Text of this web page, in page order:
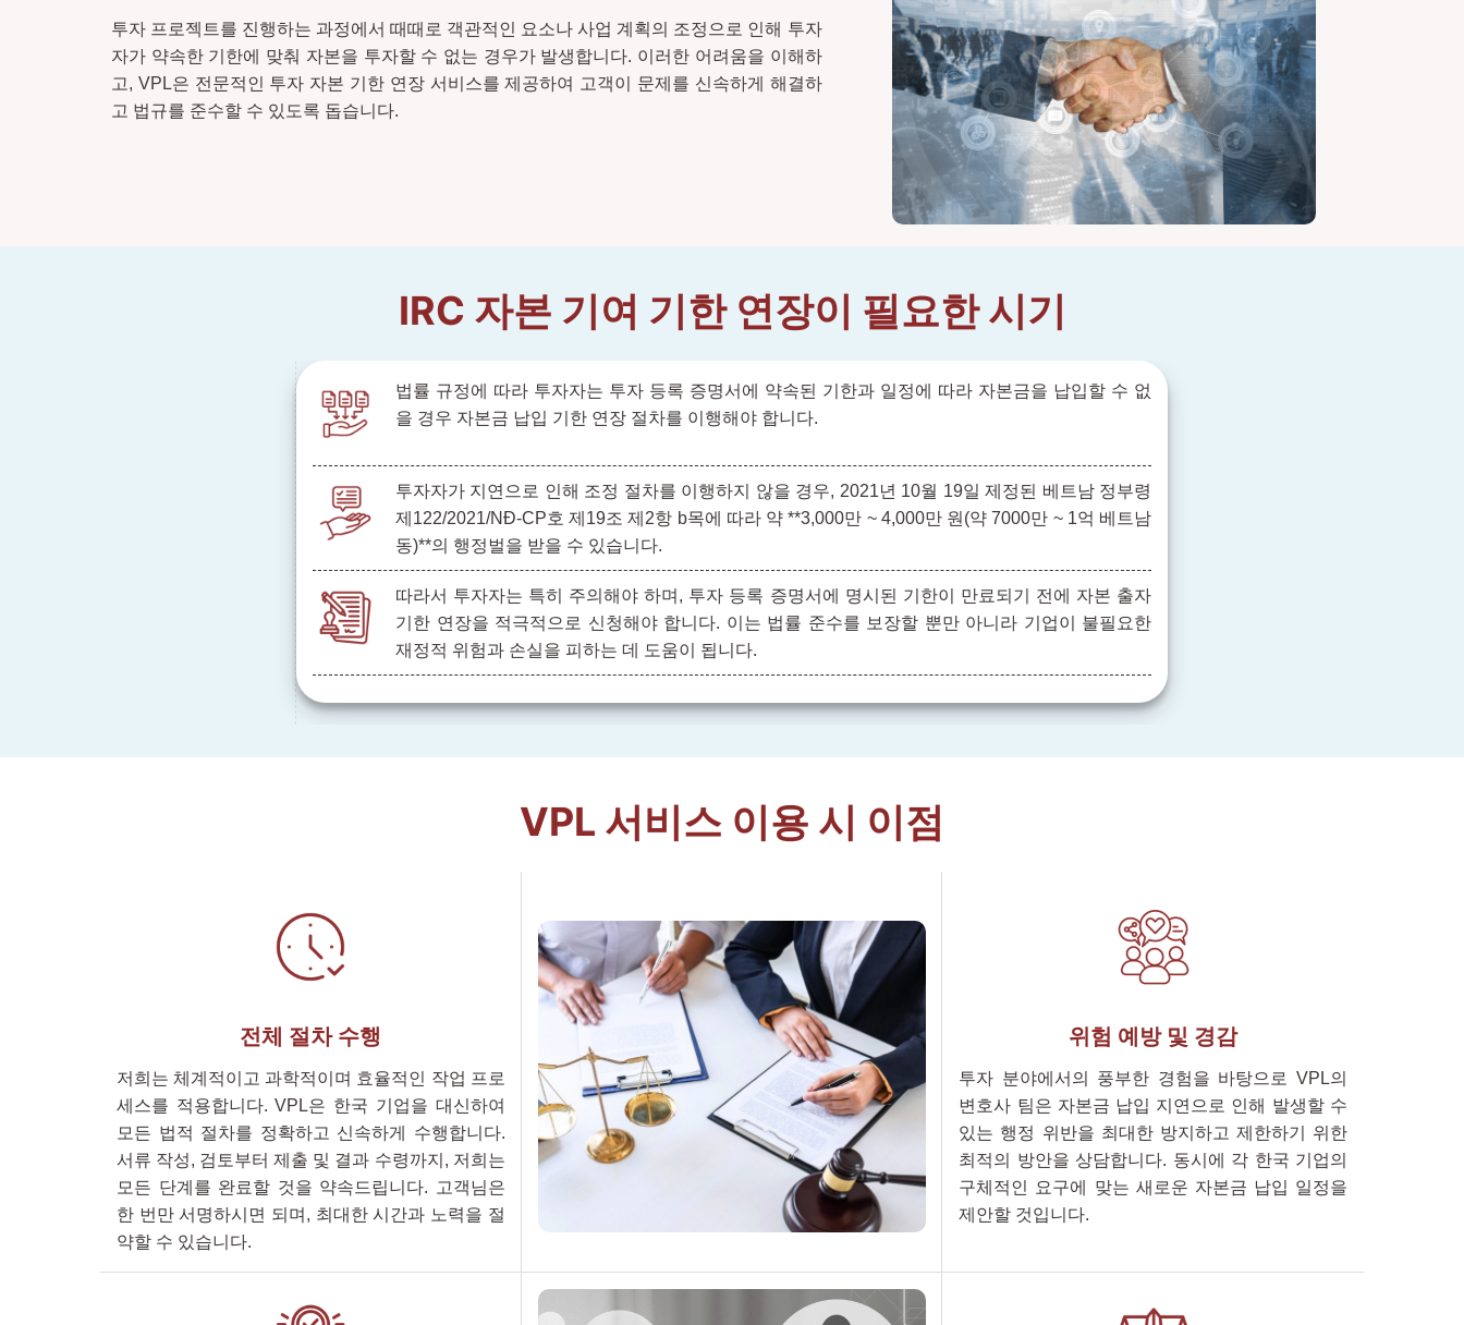
투자 프로젝트를 진행하는 과정에서 때때로 객관적인 요소나 사업 계획의 조정으로 인해 투자
자가 약속한 기한에 맞춰 자본을 투자할 수 없는 경우가 발생합니다. 이러한 어려움을 이해하
고, VPL은 전문적인 투자 자본 기한 연장 서비스를 제공하여 고객이 문제를 신속하게 해결하
고 법규를 준수할 수 있도록 돕습니다.
IRC 자본 기여 기한 연장이 필요한 시기
법률 규정에 따라 투자자는 투자 등록 증명서에 약속된 기한과 일정에 따라 자본금을 납입할 수 없
을 경우 자본금 납입 기한 연장 절차를 이행해야 합니다.
투자자가 지연으로 인해 조정 절차를 이행하지 않을 경우, 2021년 10월 19일 제정된 베트남 정부령
제122/2021/NĐ-CP호 제19조 제2항 b목에 따라 약 **3,000만 ~ 4,000만 원(약 7000만 ~ 1억 베트남
동)**의 행정벌을 받을 수 있습니다.
따라서 투자자는 특히 주의해야 하며, 투자 등록 증명서에 명시된 기한이 만료되기 전에 자본 출자
기한 연장을 적극적으로 신청해야 합니다. 이는 법률 준수를 보장할 뿐만 아니라 기업이 불필요한
재정적 위험과 손실을 피하는 데 도움이 됩니다.
VPL 서비스 이용 시 이점
전체 절차 수행
저희는 체계적이고 과학적이며 효율적인 작업 프로
세스를 적용합니다. VPL은 한국 기업을 대신하여
모든 법적 절차를 정확하고 신속하게 수행합니다.
서류 작성, 검토부터 제출 및 결과 수령까지, 저희는
모든 단계를 완료할 것을 약속드립니다. 고객님은
한 번만 서명하시면 되며, 최대한 시간과 노력을 절
약할 수 있습니다.
위험 예방 및 경감
투자 분야에서의 풍부한 경험을 바탕으로 VPL의
변호사 팀은 자본금 납입 지연으로 인해 발생할 수
있는 행정 위반을 최대한 방지하고 제한하기 위한
최적의 방안을 상담합니다. 동시에 각 한국 기업의
구체적인 요구에 맞는 새로운 자본금 납입 일정을
제안할 것입니다.